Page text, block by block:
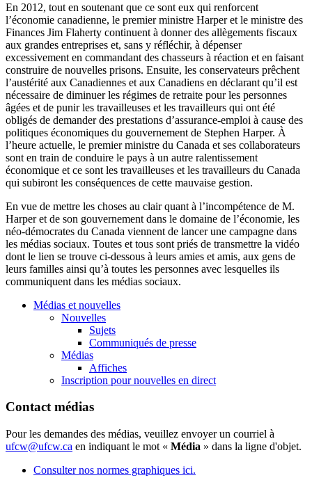
En 2012, tout en soutenant que ce sont eux qui renforcent
l’économie canadienne, le premierministre Harper et le ministre des
Finances Jim Flaherty continuent à donnerdes allègements fiscaux
aux grandes entreprises et, sans y réfléchir, à dépenser
excessivement en commandant des chasseurs à réaction et en faisant
construire de nouvelles prisons. Ensuite, les conservateurs prêchent
l’austérité aux Canadiennes et aux Canadiens en déclarant qu’il est
nécessaire de diminuerles régimes de retraite pour les personnes
âgées et de punirles travailleuses et les travailleurs qui ont été
obligés de demander des prestations d’assurance-emploi à cause des
politiques économiques du gouvernement de Stephen Harper. À
l’heure actuelle, le premierministre du Canada et ses collaborateurs
sont en train de conduire le pays à un autre ralentissement
économique et ce sont les travailleuses et les travailleurs du Canada
qui subiront les conséquences de cette mauvaise gestion.
En vue de mettre les choses au clair quant à l’incompétence de M.
Harper et de son gouvernement dans le domaine de l’économie, les
néo-démocrates du Canada viennent de lancerune campagne dans
les médias sociaux. Toutes et tous sont priés de transmettre la vidéo
dont le lien se trouve ci-dessous à leurs amies et amis, aux gens de
leurs familles ainsi qu’à toutes les personnes avec lesquelles ils
communiquent dans les médias sociaux.
Médias et nouvelles
Nouvelles
Sujets
Communiqués de presse
Médias
Affiches
Inscription pour nouvelles en direct
Contact médias
Pour les demandes des médias, veuillez envoyer un courriel à
ufcw@ufcw.ca en indiquant le mot « Média » dans la ligne d'objet.
Consulter nos normes graphiques ici.